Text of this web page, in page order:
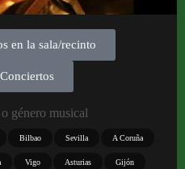
en la sala/recinto
género musical
Bilbao Sevilla A Coruña
Vigo Asturias Gijón